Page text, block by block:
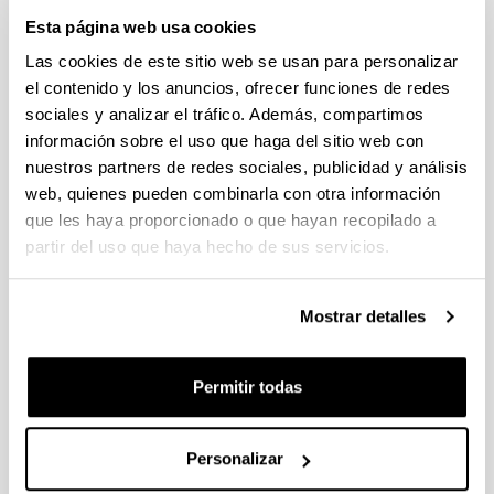
Esta página web usa cookies
Las cookies de este sitio web se usan para personalizar
el contenido y los anuncios, ofrecer funciones de redes
sociales y analizar el tráfico. Además, compartimos
información sobre el uso que haga del sitio web con
nuestros partners de redes sociales, publicidad y análisis
web, quienes pueden combinarla con otra información
que les haya proporcionado o que hayan recopilado a
partir del uso que haya hecho de sus servicios.
Mostrar detalles
Permitir todas
Personalizar
Hizkuntzalaritza eta Euskal Ikasketak Saila (HEIS) 2003.
urtean sortu zen oraingo egiturarekin. Bi jakintza-arlo
ditu barruan: Euskal Filologia eta Hizkuntzalaritza
Orokorra. Bere egoitza UPV/EHUko Letren Fakultatean
dago.
Publicador de contenidos
El precio de irse de casa
Bizkaiko Foruaren 500 urteko gaurkotasuna (1526-
2026)
Más de 300 viajes en coche compartido para llegar a